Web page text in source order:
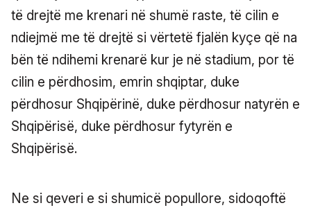
të drejtë me krenari në shumë raste, të cilin e
ndiejmë me të drejtë si vërtetë fjalën kyçe që na
bën të ndihemi krenarë kur je në stadium, por të
cilin e përdhosim, emrin shqiptar, duke
përdhosur Shqipërinë, duke përdhosur natyrën e
Shqipërisë, duke përdhosur fytyrën e
Shqipërisë.
Ne si qeveri e si shumicë popullore, sidoqoftë